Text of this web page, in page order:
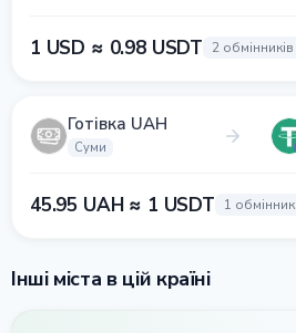
1 USD ≈ 0.98 USDT 2 обмінників
Готівка UAH
Суми
45.95 UAH ≈ 1 USDT 1 обмінник
Інші міста в цій країні